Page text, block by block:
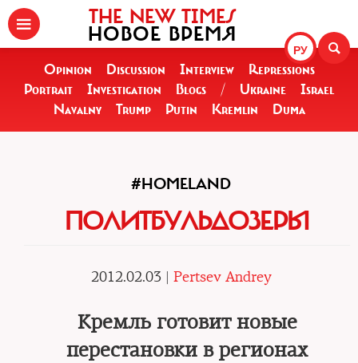
РУ
THE NEW TIMES
НОВОЕ ВРЕМЯ
Opinion Discussion Interview
Repressions
Portrait
Investigation Blogs / Ukraine
Israel
Navalny
Trump Putin Kremlin Duma
#HOMELAND
ПОЛИТБУЛЬДОЗЕРЫ
2012.02.03 | Pertsev Andrey
Кремль готовит новые
перестановки в регионах